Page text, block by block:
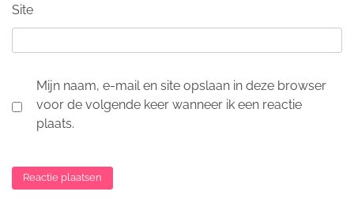
Site
Mijn naam, e-mail en site opslaan in deze browser
voor de volgende keer wanneer ik een reactie
plaats.